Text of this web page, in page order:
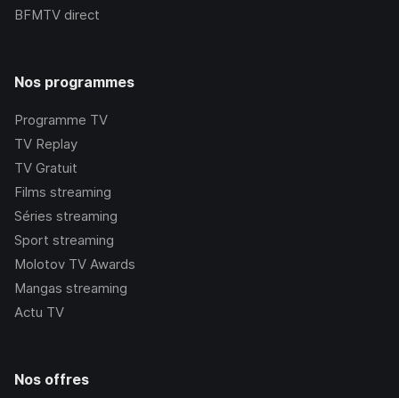
BFMTV direct
Nos programmes
Programme TV
TV Replay
TV Gratuit
Films streaming
Séries streaming
Sport streaming
Molotov TV Awards
Mangas streaming
Actu TV
Nos offres